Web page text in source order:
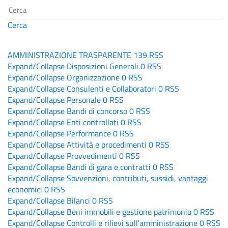
Cerca
AMMINISTRAZIONE TRASPARENTE 139 RSS
Expand/Collapse Disposizioni Generali 0 RSS
Expand/Collapse Organizzazione0 RSS
Expand/Collapse Consulenti e Collaboratori 0 RSS
Expand/Collapse Personale0 RSS
Expand/Collapse Bandi di concorso0 RSS
Expand/Collapse Enti controllati 0 RSS
Expand/Collapse Performance0 RSS
Expand/CollapseAttività e procedimenti 0 RSS
Expand/Collapse Provvedimenti 0 RSS
Expand/Collapse Bandi di gara e contratti 0 RSS
Expand/CollapseSovvenzioni, contributi, sussidi, vantaggi
economici 0 RSS
Expand/Collapse Bilanci 0 RSS
Expand/Collapse Beni immobili e gestione patrimonio0 RSS
Expand/Collapse Controlli e rilievi sull'amministrazione0 RSS